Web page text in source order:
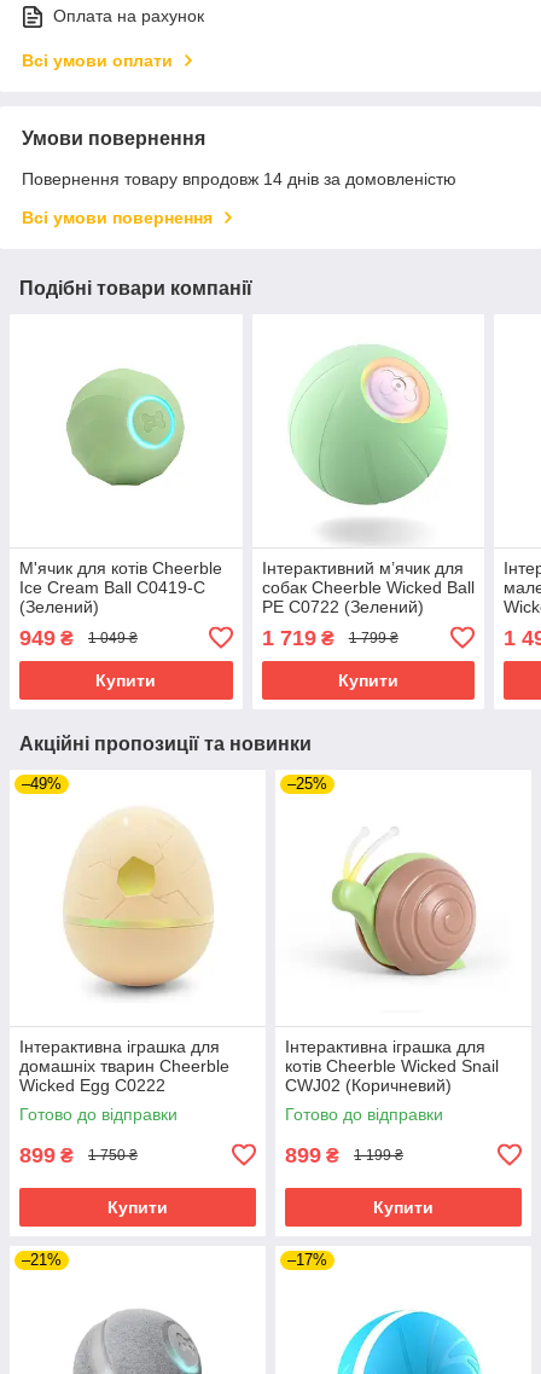
Оплата на рахунок
Всі умови оплати
Умови повернення
Повернення товару впродовж 14 днів за домовленістю
Всі умови повернення
Подібні товари компанії
М'ячик для котів Cheerble
Ice Cream Ball C0419-C
(Зелений)
949 ₴ 1 049 ₴
Купити
Інтерактивний м’ячик для
собак Cheerble Wicked Ball
PE C0722 (Зелений)
1 719₴ 1 799 ₴
Купити
1
Акційні пропозиції та новинки
–49%
Інтерактивна іграшка для
домашніх тварин Cheerble
Wicked Egg C0222
(Помаранчевий)
Готово до відправки
899 ₴ 1 750 ₴
Купити
–25%
Інтерактивна іграшка для
котів Cheerble Wicked Snail
CWJ02 (Коричневий)
Готово до відправки
899 ₴ 1 199 ₴
Купити
–21% –17%